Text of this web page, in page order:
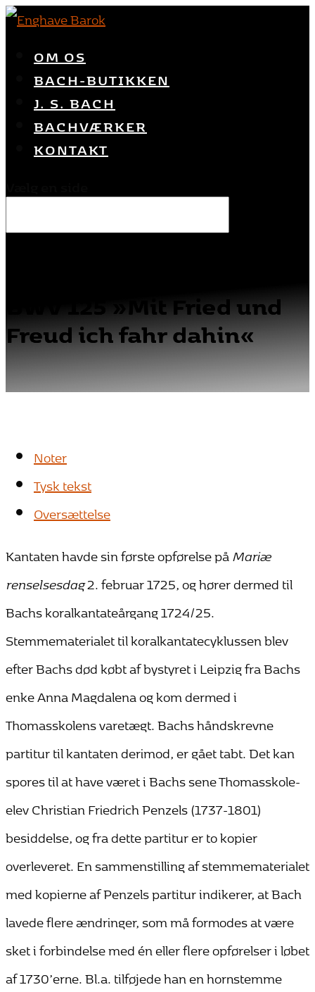
OM OS
BACH-BUTIKKEN
J. S. BACH
BACHVÆRKER
KONTAKT
BWV 125 »Mit Fried und
Freud ich fahr dahin«
Noter
Tysk tekst
Oversættelse
Kantaten havde sin første opførelse påMariæ
renselsesdag2. februar 1725, og hører dermed til
Bachs koralkantateårgang 1724/25.
Stemmematerialet til koralkantatecyklussen blev
efter Bachs død købt af bystyret i Leipzig fra Bachs
enke Anna Magdalena og kom dermed i
Thomasskolens varetægt. Bachs håndskrevne
partitur til kantaten derimod, er gået tabt. Det kan
spores til at have været i Bachs sene Thomasskole-
elev Christian Friedrich Penzels (1737-1801)
besiddelse, og fra dette partitur er to kopier
overleveret. En sammenstilling af stemmematerialet
med kopierne af Penzels partitur indikerer, at Bach
lavede flere ændringer, som må formodes at være
sket i forbindelse med én eller flere opførelser i løbet
af 1730’erne. Bl.a. tilføjede han en hornstemme